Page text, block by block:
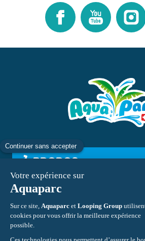
Facebook Youtube
À PROPOS
INFORMATIONS
CONTACT